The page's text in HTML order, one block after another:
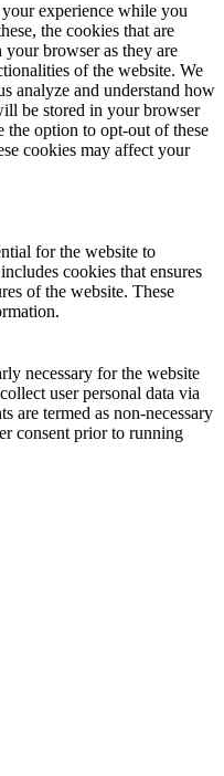
experience while you
the cookies that are
your browser as they are
of the website. We
analyze and understand how
be stored in your browser
the option to opt-out of these
cookies may affect your
for the website to
cookies that ensures
of the website. These
necessary for the website
user personal data via
are termed as non-necessary
consent prior to running